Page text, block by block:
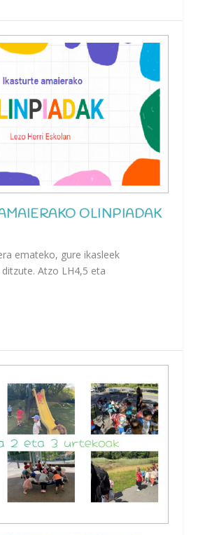
OLINPIADAK
emateko, gure ikasleek
Atzo LH4,5 eta